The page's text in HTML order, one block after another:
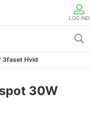
LOG IND
3faset Hvid
30W